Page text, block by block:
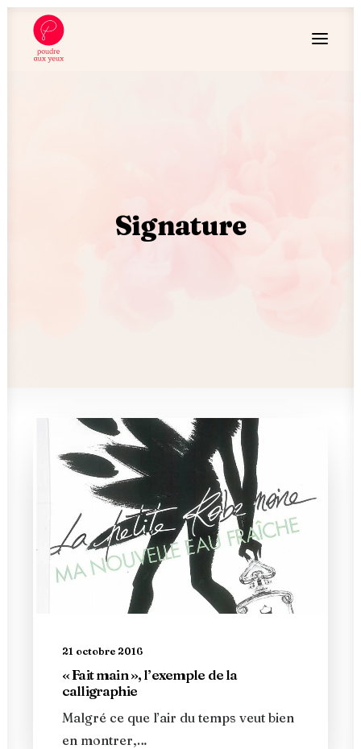
Signature
21 octobre 2016
« Fait main », l’exemple de la
calligraphie
Malgré ce que l’air du temps veut bien
en montrer,…